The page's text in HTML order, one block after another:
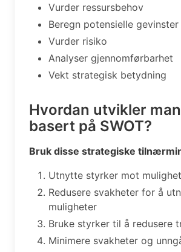
Vurder ressursbehov
Beregn potensielle gevinster
Vurder risiko
Analyser gjennomførbarhet
Vekt strategisk betydning
Hvordan utvikler
basert på SWOT?
Bruk disse strategiske
Utnytte styrker mot
Redusere svakheter for å
muligheter
Bruke styrker til å redusere
Minimere svakheter og